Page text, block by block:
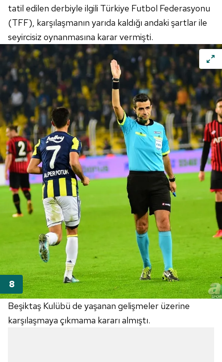
tatil edilen derbiyle ilgili Türkiye Futbol Federasyonu
(TFF), karşılaşmanın yarıda kaldığı andaki şartlar ile
seyircisiz oynanmasına karar vermişti.
Beşiktaş Kulübü de yaşanan gelişmeler üzerine
karşılaşmaya çıkmama kararı almıştı.